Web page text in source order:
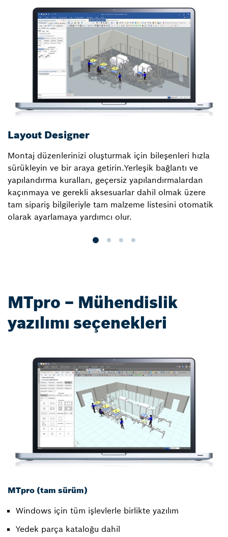
Layout Designer
Montaj düzenlerinizi oluşturmak için bileşenleri hızla
sürükleyin ve bir araya getirin.Yerleşik bağlantı ve
yapılandırma kuralları, geçersiz yapılandırmalardan
kaçınmaya ve gerekli aksesuarlar dahil olmak üzere
tam sipariş bilgileriyle tam malzeme listesini otomatik
olarak ayarlamaya yardımcı olur.
MTpro – Mühendislik
yazılımı seçenekleri
MTpro (tam sürüm)
Windows için tüm işlevlerle birlikte yazılım
Yedek parça kataloğu dahil